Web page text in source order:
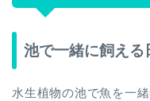
池で一緒に飼える
水生植物の池で魚を一